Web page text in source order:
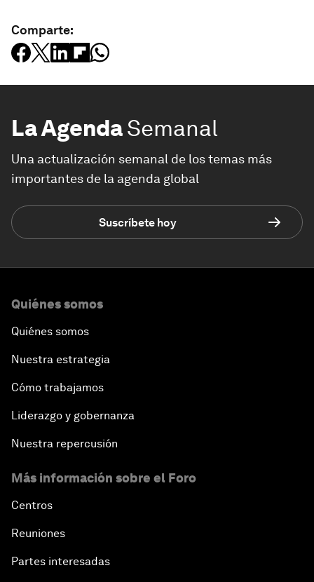
Comparte:
La AgendaSemanal
Una actualización semanal de los temas más
importantes de la agenda global
Suscríbete hoy
Quiénes somos
Quiénes somos
Nuestra estrategia
Cómo trabajamos
Liderazgo y gobernanza
Nuestra repercusión
Más información sobre el Foro
Centros
Reuniones
Partes interesadas